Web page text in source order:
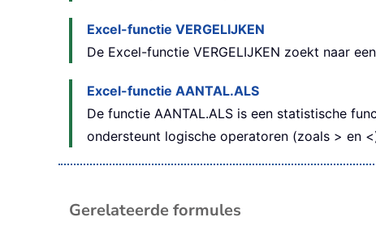
Excel-functie VERGELIJKEN
De Excel-functie VERGELIJKEN zoekt naar
Excel-functie AANTAL.ALS
De functie AANTAL.ALS is een statistische
ondersteunt logische operatoren (zoals > en
Gerelateerde formules